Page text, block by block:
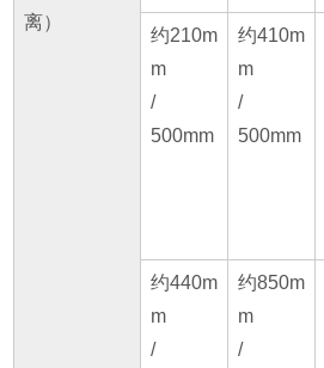
离）
约210m
m
/
500mm
约410m
m
/
500mm
约440m
m
/
约850m
m
/